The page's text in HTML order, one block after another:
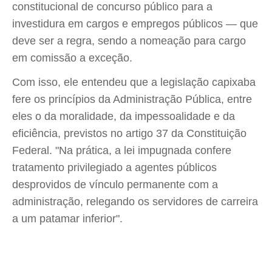
constitucional de concurso público para a
investidura em cargos e empregos públicos — que
deve ser a regra, sendo a nomeação para cargo
em comissão a exceção.
Com isso, ele entendeu que a legislação capixaba
fere os princípios da Administração Pública, entre
eles o da moralidade, da impessoalidade e da
eficiência, previstos no artigo 37 da Constituição
Federal. "Na prática, a lei impugnada confere
tratamento privilegiado a agentes públicos
desprovidos de vínculo permanente com a
administração, relegando os servidores de carreira
a um patamar inferior".